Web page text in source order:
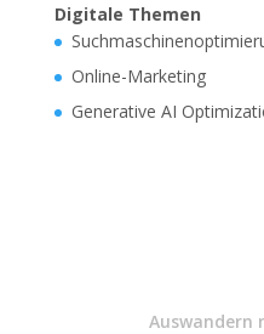
Digitale Themen
Online-Marketing
Generative AI
Auswandern